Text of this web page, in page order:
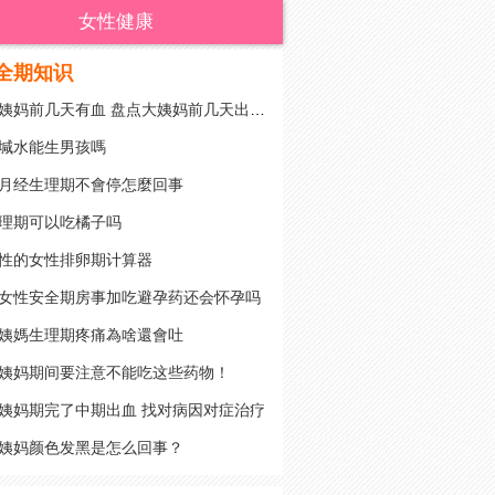
女性健康
期知识
水能生男孩嗎
经生理期不會停怎麼回事
期可以吃橘子吗
的女性排卵期计算器
性安全期房事加吃避孕药还会怀孕吗
媽生理期疼痛為啥還會吐
妈期间要注意不能吃这些药物！
妈期完了中期出血 找对病因对症治疗
妈颜色发黑是怎么回事？